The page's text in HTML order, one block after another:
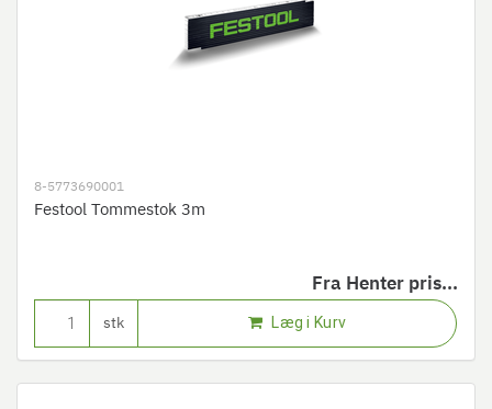
8-5773690001
Festool Tommestok 3m
Fra Henter pris...
stk Læg i Kurv